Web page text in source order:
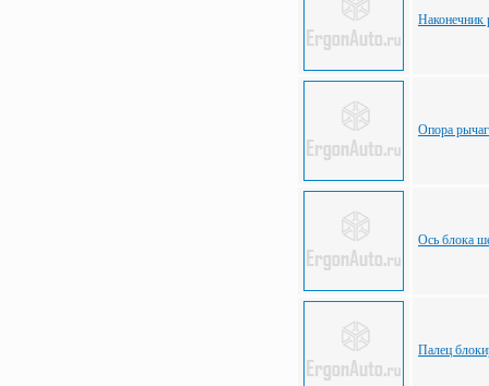
Опора
Ось блока
Палец